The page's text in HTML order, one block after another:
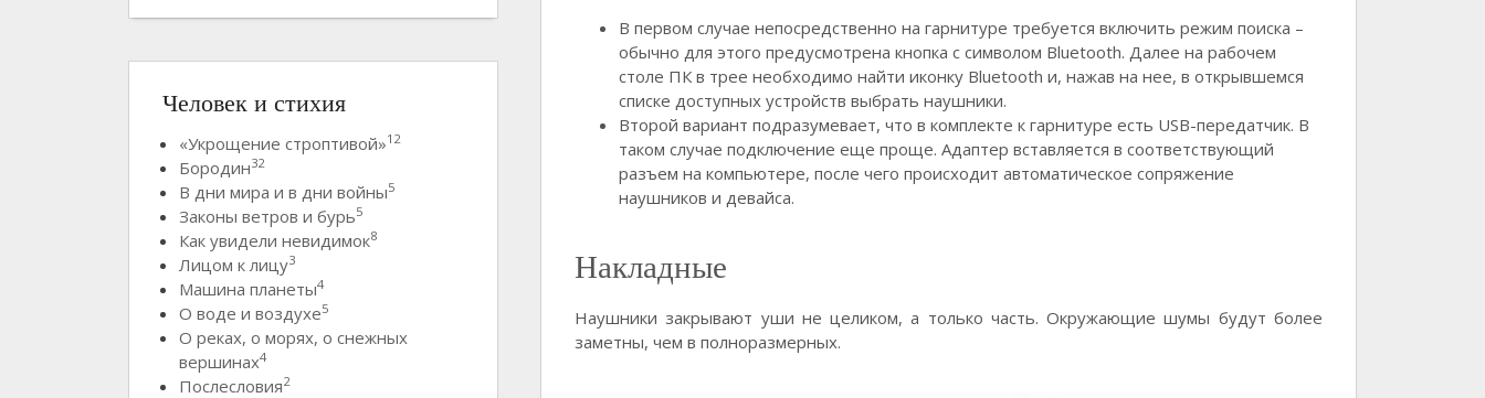
В первом случае непосредственно на гарнитуре требуется включить режим поиска –
обычно для этого предусмотрена кнопка с символом Bluetooth. Далее на рабочем
столе ПК в трее необходимо найти иконку Bluetooth и, нажав на нее, в открывшемся
списке доступных устройств выбрать наушники.
Второй вариант подразумевает, что в комплекте к гарнитуре есть USB-передатчик. В
таком случае подключение еще проще. Адаптер вставляется в соответствующий
разъем на компьютере, после чего происходит автоматическое сопряжение
наушников и девайса.
Накладные
Наушники закрывают уши не целиком, а только часть. Окружающие шумы будут более
заметны, чем в полноразмерных.
Человек и стихия
«Укрощение строптивой»12
Бородин32
В дни мира и в дни войны5
Законы ветров и бурь5
Как увидели невидимок8
Лицом к лицу3
Машина планеты4
О воде и воздухе5
О реках, о морях, о снежных
вершинах4
Послесловия2